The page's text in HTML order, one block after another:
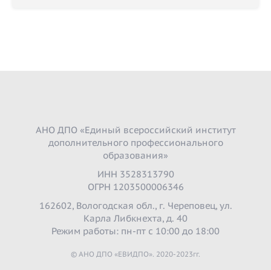
АНО ДПО «Единый всероссийский институт
дополнительного профессионального
образования»
ИНН 3528313790
ОГРН 1203500006346
162602, Вологодская обл., г. Череповец, ул.
Карла Либкнехта, д. 40
Режим работы: пн-пт с 10:00 до 18:00
© АНО ДПО «ЕВИДПО». 2020-2023гг.